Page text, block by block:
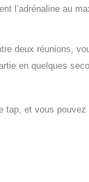
l’adrénaline au
deux réunions,
en quelques
tap, et vous